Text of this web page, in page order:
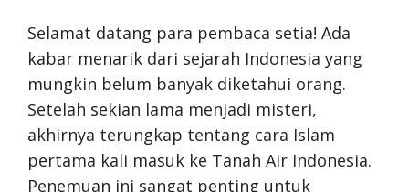
Selamat datang para pembaca setia! Ada
kabar menarik dari sejarah Indonesia yang
mungkin belum banyak diketahui orang.
Setelah sekian lama menjadi misteri,
akhirnya terungkap tentang cara Islam
pertama kali masuk ke Tanah Air Indonesia.
Penemuan ini sangat penting untuk